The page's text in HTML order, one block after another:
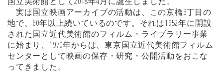
実は国立映画アーカイブの活動は、この京橋3丁目の
地で、60年以上続いているのです。それは1952年に開設
された国立近代美術館のフィルム・ライブラリー事業
に始まり、1970年からは、東京国立近代美術館フィルム
センターとして映画の保存・研究・公開活動をおこな
ってきました。